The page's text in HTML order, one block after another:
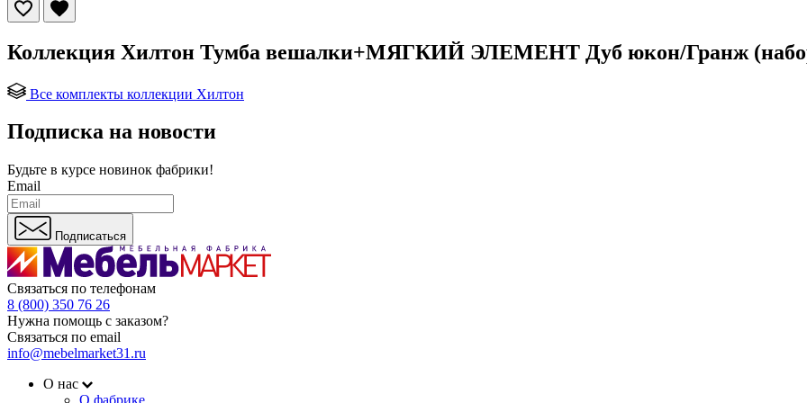
Коллекция Хилтон Тумба вешалки+МЯГКИЙ ЭЛЕМЕНТ Дуб юкон/Гранж
Все комплекты коллекции Хилтон
Подписка на новости
Будьте в курсе новинок фабрики!
Email
Подписаться
Связаться по телефонам
8 (800) 350 76 26
Нужна помощь с заказом?
Связаться по email
info@mebelmarket31.ru
О нас